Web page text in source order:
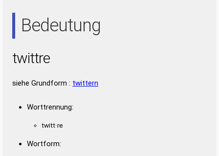
Bedeutung
twittre
siehe Grundform : twittern
Worttrennung:
twitt·re
Wortform: